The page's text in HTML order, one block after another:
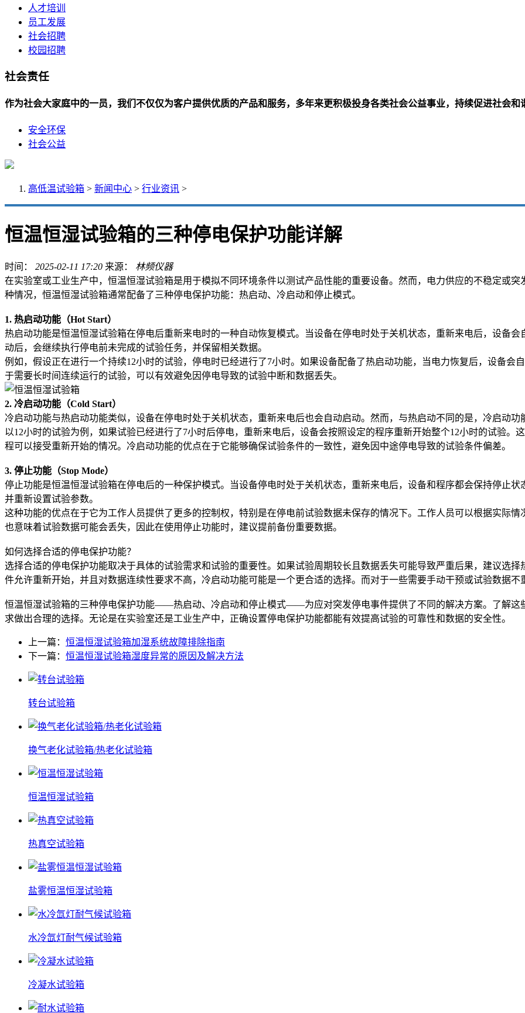
人才培训
员工发展
社会招聘
校园招聘
社会责任
作为社会大家庭中的一员，我们不仅仅为客户提供优质的产品和服务，多年来更积极投身各类社会公益事业，持续促进社会和
安全环保
社会公益
高低温试验箱 > 新闻中心 > 行业资讯 >
恒温恒湿试验箱的三种停电保护功能详解
时间： 2025-02-11 17:20 来源：
林频仪器
在实验室或工业生产中，恒温恒湿试验箱是用于模拟不同环境条件以测试产品性能的重要设备。然而，电力供应的不稳定或
种情况，恒温恒湿试验箱通常配备了三种停电保护功能：热启动、冷启动和停止模式。
1. 热启动功能（Hot Start）
热启动功能是恒温恒湿试验箱在停电后重新来电时的一种自动恢复模式。当设备在停电时处于关机状态，重新来电后，设备
动后，会继续执行停电前未完成的试验任务，并保留相关数据。
例如，假设正在进行一个持续12小时的试验，停电时已经进行了7小时。如果设备配备了热启动功能，当电力恢复后，设备会
于需要长时间连续运行的试验，可以有效避免因停电导致的试验中断和数据丢失。
2. 冷启动功能（Cold Start）
冷启动功能与热启动功能类似，设备在停电时处于关机状态，重新来电后也会自动启动。然而，与热启动不同的是，冷启动
以12小时的试验为例，如果试验已经进行了7小时后停电，重新来电后，设备会按照设定的程序重新开始整个12小时的试验。
程可以接受重新开始的情况。冷启动功能的优点在于它能够确保试验条件的一致性，避免因中途停电导致的试验条件偏差。
3. 停止功能（Stop Mode）
停止功能是恒温恒湿试验箱在停电后的一种保护模式。当设备停电时处于关机状态，重新来电后，设备和程序都会保持停止
并重新设置试验参数。
这种功能的优点在于它为工作人员提供了更多的控制权，特别是在停电前试验数据未保存的情况下。工作人员可以根据实际
也意味着试验数据可能会丢失，因此在使用停止功能时，建议提前备份重要数据。
如何选择合适的停电保护功能？
选择合适的停电保护功能取决于具体的试验需求和试验的重要性。如果试验周期较长且数据丢失可能导致严重后果，建议选
件允许重新开始，并且对数据连续性要求不高，冷启动功能可能是一个更合适的选择。而对于一些需要手动干预或试验数据
恒温恒湿试验箱的三种停电保护功能——热启动、冷启动和停止模式——为应对突发停电事件提供了不同的解决方案。了解这
求做出合理的选择。无论是在实验室还是工业生产中，正确设置停电保护功能都能有效提高试验的可靠性和数据的安全性。
上一篇： 恒温恒湿试验箱加湿系统故障排除指南
下一篇： 恒温恒湿试验箱湿度异常的原因及解决方法
转台试验箱
换气老化试验箱/热老化试验箱
恒温恒湿试验箱
热真空试验箱
盐雾恒温恒湿试验箱
水冷氙灯耐气候试验箱
冷凝水试验箱